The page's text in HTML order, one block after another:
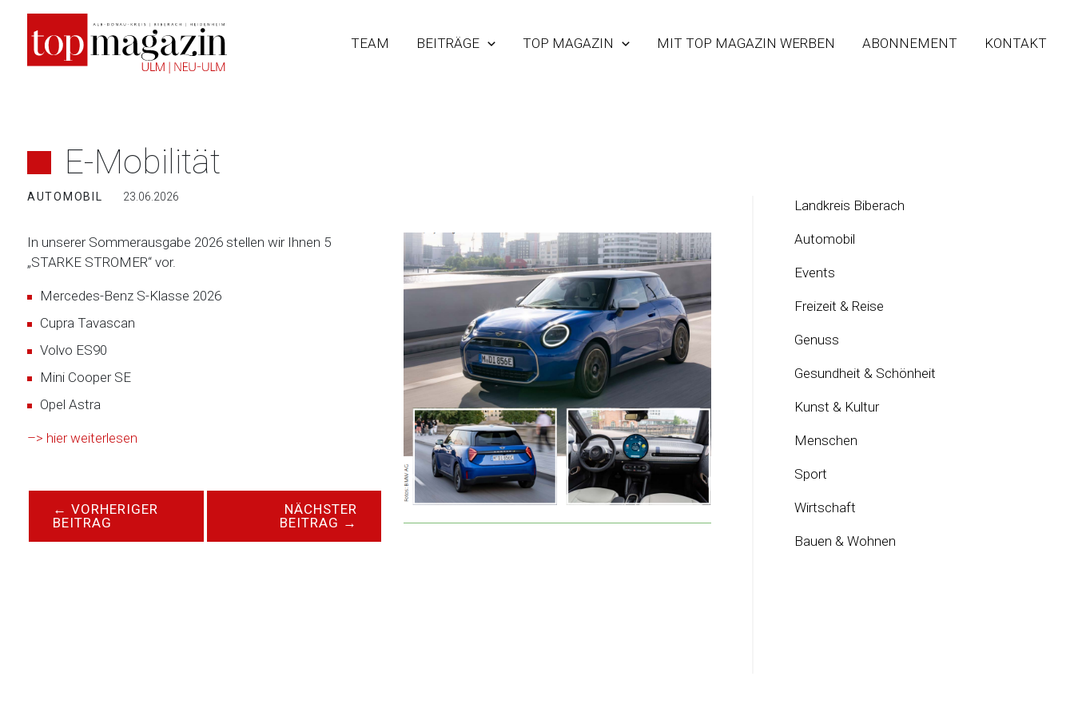
springen
TEAM BEITRÄGE TOP MAGAZIN MIT TOP MAGAZIN WERBEN ABONNEMENT KONTAKT
E-Mobilität
AUTOMOBIL 23.06.2026
In unserer Sommerausgabe 2026 stellen wir Ihnen 5
„STARKE STROMER“ vor.
Mercedes-Benz S-Klasse 2026
Cupra Tavascan
Volvo ES90
Mini Cooper SE
Opel Astra
–> hier weiterlesen
← VORHERIGER
BEITRAG
NÄCHSTER
BEITRAG →
Landkreis Biberach
Automobil
Events
Freizeit & Reise
Genuss
Gesundheit & Schönheit
Kunst & Kultur
Menschen
Sport
Wirtschaft
Bauen & Wohnen